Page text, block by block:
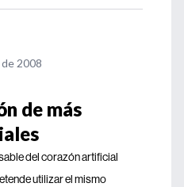
2008
de más
del corazón artificial
utilizar el mismo